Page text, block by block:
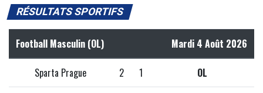
RÉSULTATS SPORTIFS
Football Masculin (OL) Mardi 4 Août 2026
Sparta Prague 2 1 OL